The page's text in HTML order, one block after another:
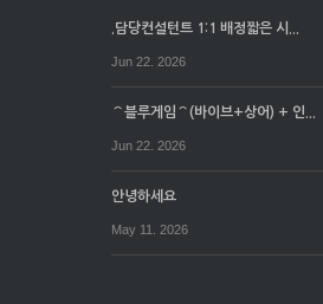
.담당컨설턴트 1:1 배정짧은 시...
Jun 22. 2026
⌒블루게임⌒(바이브+상어) + 인...
Jun 22. 2026
안녕하세요
May 11. 2026